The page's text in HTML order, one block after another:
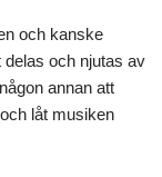
och kanske
delas och njutas av
annan att
låt musiken